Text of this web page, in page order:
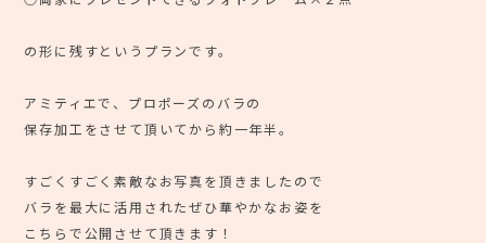
の形に残すというプランです。
アミティエで、プロポーズのバラの
保存加工をさせて頂いてから約一年半。
すごくすごく素敵なお写真を頂きましたので
バラを最大に活用されたぜひ華やかなお姿を
こちらで公開させて頂きます！